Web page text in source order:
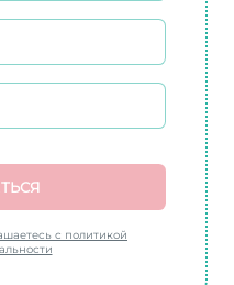
с политикой